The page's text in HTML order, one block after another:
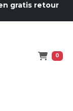
gratis retour
0